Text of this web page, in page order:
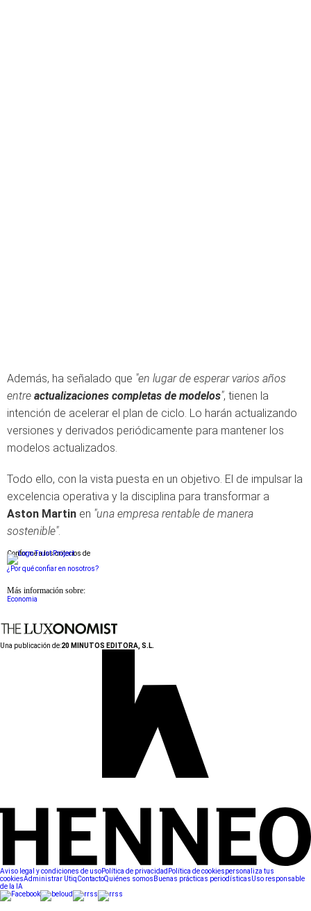
Además, ha señalado que "en lugar de esperar varios años
entre actualizaciones completas de modelos", tienen la
intención de acelerar el plan de ciclo. Lo harán actualizando
versiones y derivados periódicamente para mantener los
modelos actualizados.
Todo ello, con la vista puesta en un objetivo. El de impulsar la
excelencia operativa y la disciplina para transformar a
Aston Martin en "una empresa rentable de manera
sostenible".
Conforme a los criterios de
¿Por qué confiar en nosotros?
Más información sobre:
Economia
Una publicación de:20 MINUTOS EDITORA, S.L.
Aviso legal y condiciones de usoPolítica de privacidad Política de cookiespersonaliza tus
cookiesAdministrar UtiqContactoQuiénes somos Buenas prácticas periodísticasUso responsable
de la IA